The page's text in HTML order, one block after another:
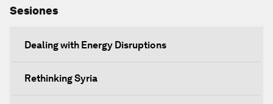
Sesiones
Dealing with Energy Disruptions
Rethinking Syria